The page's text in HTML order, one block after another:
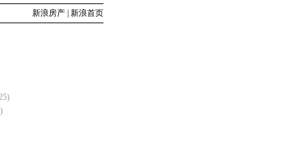
新浪房产 新浪首页